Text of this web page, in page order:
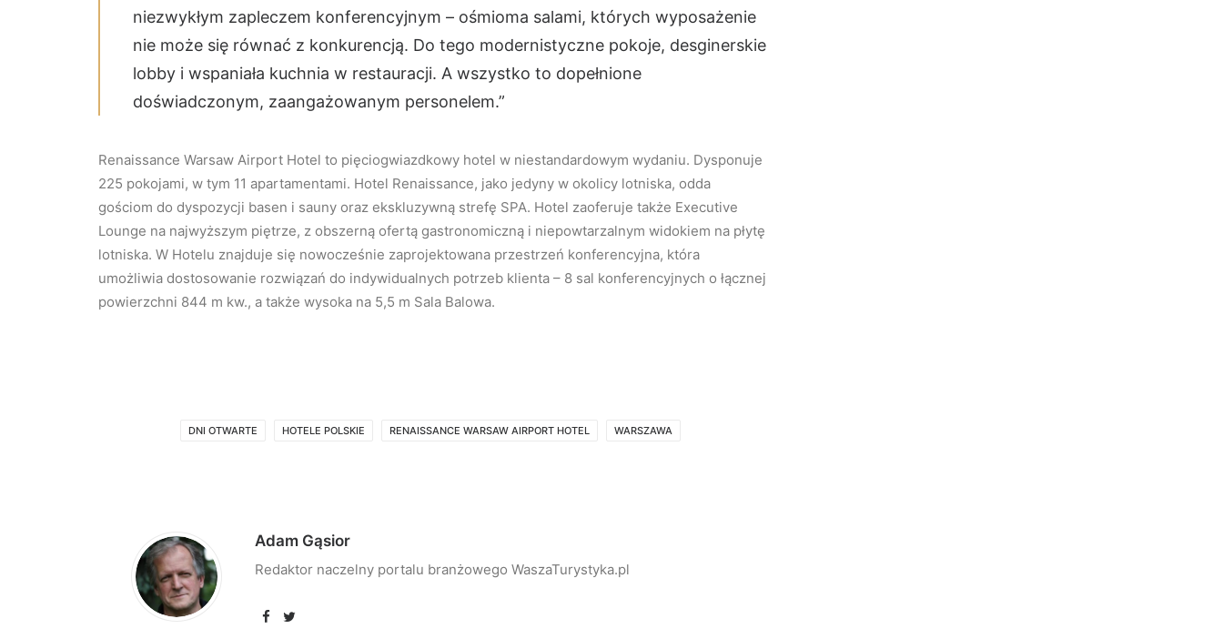
niezwykłym zapleczem konferencyjnym – ośmioma salami, których wyposażenie
nie może się równać z konkurencją. Do tego modernistyczne pokoje, desginerskie
lobby i wspaniała kuchnia w restauracji. A wszystko to dopełnione
doświadczonym, zaangażowanym personelem.”
Renaissance Warsaw Airport Hotel to pięciogwiazdkowy hotel w niestandardowym wydaniu. Dysponuje
225 pokojami, w tym 11 apartamentami. Hotel Renaissance, jako jedyny w okolicy lotniska, odda
gościom do dyspozycji basen i sauny oraz ekskluzywną strefę SPA. Hotel zaoferuje także Executive
Lounge na najwyższym piętrze, z obszerną ofertą gastronomiczną i niepowtarzalnym widokiem na płytę
lotniska. W Hotelu znajduje się nowocześnie zaprojektowana przestrzeń konferencyjna, która
umożliwia dostosowanie rozwiązań do indywidualnych potrzeb klienta – 8 sal konferencyjnych o łącznej
powierzchni 844 m kw., a także wysoka na 5,5 m Sala Balowa.
DNI OTWARTE HOTELE POLSKIE RENAISSANCE WARSAW AIRPORT HOTEL WARSZAWA
Adam Gąsior
Redaktor naczelny portalu branżowego WaszaTurystyka.pl